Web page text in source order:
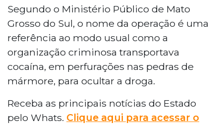
Segundo o Ministério Público de Mato
Grosso do Sul, o nome da operação é uma
referência ao modo usual como a
organização criminosa transportava
cocaína, em perfurações nas pedras de
mármore, para ocultar a droga.
Receba as principais notícias do Estado
pelo Whats. Clique aqui para acessar o